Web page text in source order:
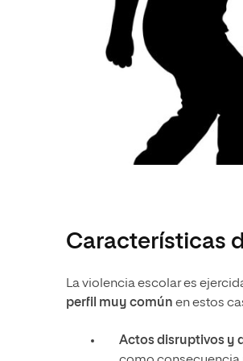
Características
La violencia escolar es
perfil muy común en estos
Actos disruptivos y